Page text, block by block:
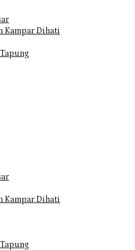
Kampar Dihati
Kampar Dihati